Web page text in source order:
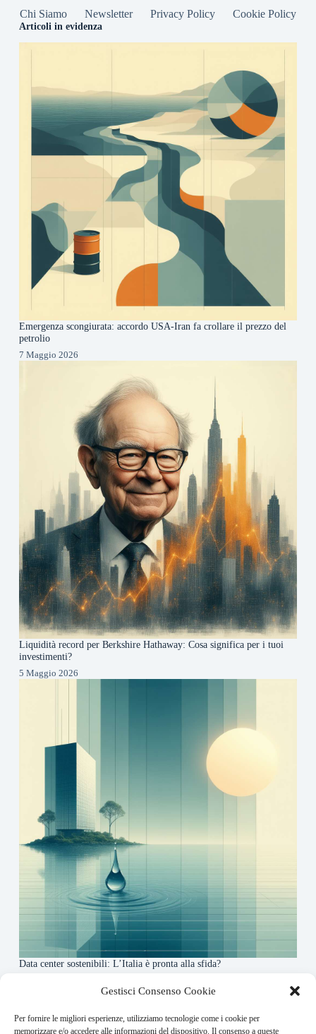
Gestisci Consenso Cookie
Per fornire le migliori esperienze, utilizziamo tecnologie come i cookie per
memorizzare e/o accedere alle informazioni del dispositivo. Il consenso a queste
Chi Siamo Newsletter Privacy Policy Cookie Policy
Articoli in evidenza
Emergenza scongiurata: accordo USA-Iran fa crollare il prezzo del
petrolio
7 Maggio 2026
Liquidità record per Berkshire Hathaway: Cosa significa per i tuoi
investimenti?
5 Maggio 2026
Data center sostenibili: L’Italia è pronta alla sfida?
About this website